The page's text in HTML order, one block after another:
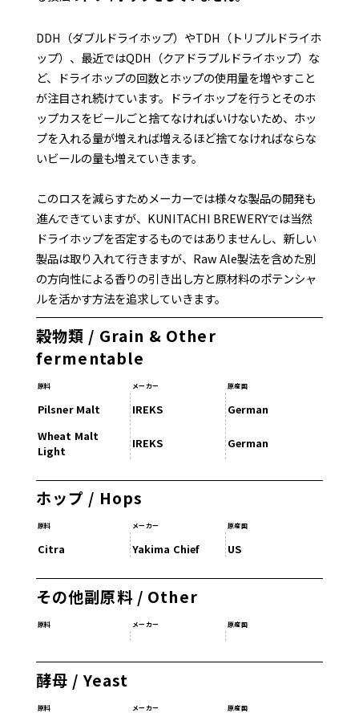
DDH（ダブルドライホップ）やTDH（トリプルドライホ
ップ）、最近ではQDH（クアドラプルドライホップ）な
ど、ドライホップの回数とホップの使用量を増やすこと
が注目され続けています。ドライホップを行うとそのホ
ップカスをビールごと捨てなければいけないため、ホッ
プを入れる量が増えれば増えるほど捨てなければならな
いビールの量も増えていきます。
このロスを減らすためメーカーでは様々な製品の開発も
進んできていますが、KUNITACHI BREWERYでは当然
ドライホップを否定するものではありませんし、新しい
製品は取り入れて行きますが、Raw Ale製法を含めた別
の方向性による香りの引き出し方と原材料のポテンシャ
ルを活かす方法を追求していきます。
穀物類 / Grain & Other
fermentable
原料 メーカー 原産国
Pilsner Malt IREKS
German
Wheat Malt
Light
IREKS German
ホップ / Hops
原料 メーカー 原産国
Citra Yakima Chief US
その他副原料 / Other
原料 メーカー 原産国
酵母 / Yeast
原料 メーカー 原産国